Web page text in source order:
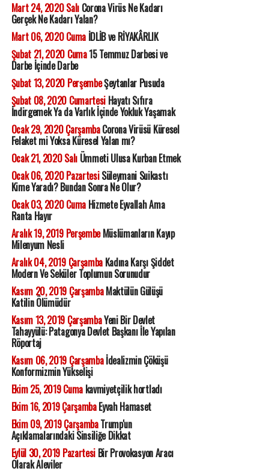
Mart 24, 2020 SalıCorona Virüs Ne Kadarı
Gerçek Ne Kadarı Yalan?
Mart 06, 2020 CumaİDLİB ve RİYAKÂRLIK
Şubat 21, 2020 Cuma15 Temmuz Darbesi ve
Darbe İçinde Darbe
Şubat 13, 2020 PerşembeŞeytanlar Pusuda
Şubat 08, 2020 CumartesiHayatı Sıfıra
İndirgemek Ya da Varlık İçinde Yokluk Yaşamak
Ocak 29, 2020 ÇarşambaCorona Virüsü Küresel
Felaket mi Yoksa Küresel Yalan mı?
Ocak 21, 2020 SalıÜmmeti Ulusa Kurban Etmek
Ocak 06, 2020 PazartesiSüleymani Suikastı
Kime Yaradı? Bundan Sonra Ne Olur?
Ocak 03, 2020 CumaHizmete Eyvallah Ama
Ranta Hayır
Aralık 19, 2019 PerşembeMüslümanların Kayıp
Milenyum Nesli
Aralık 04, 2019 ÇarşambaKadına Karşı Şiddet
Modern Ve Seküler Toplumun Sorunudur
Kasım 20, 2019 ÇarşambaMaktülün Gülüşü
Katilin Ölümüdür
Kasım 13, 2019 ÇarşambaYeni Bir Devlet
Tahayyülü: Patagonya Devlet Başkanı İle Yapılan
Röportaj
Kasım 06, 2019 Çarşambaİdealizmin Çöküşü
Konformizmin Yükselişi
Ekim 25, 2019 Cumakavmiyetçilik hortladı
Ekim 16, 2019 ÇarşambaEyvah Hamaset
Ekim 09, 2019 ÇarşambaTrump'un
Açıklamalarındaki Sinsiliğe Dikkat
Eylül 30, 2019 PazartesiBir Provokasyon Aracı
Olarak Aleviler